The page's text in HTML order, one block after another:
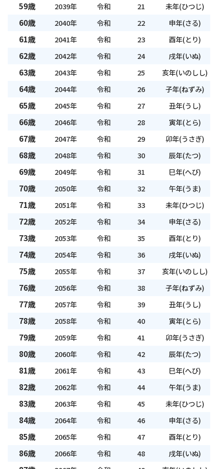
59歳 2039年 令和 21 未年(ひつじ)
60歳 2040年 令和 22 申年(さる)
61歳 2041年 令和 23 酉年(とり)
62歳 2042年 令和 24 戌年(いぬ)
63歳 2043年 令和 25 亥年(いのしし)
64歳 2044年 令和 26 子年(ねずみ)
65歳 2045年 令和 27 丑年(うし)
66歳 2046年 令和 28 寅年(とら)
67歳 2047年 令和 29 卯年(うさぎ)
68歳 2048年 令和 30 辰年(たつ)
69歳 2049年 令和 31 巳年(へび)
70歳 2050年 令和 32 午年(うま)
71歳 2051年 令和 33 未年(ひつじ)
72歳 2052年 令和 34 申年(さる)
73歳 2053年 令和 35 酉年(とり)
74歳 2054年 令和 36 戌年(いぬ)
75歳 2055年 令和 37 亥年(いのしし)
76歳 2056年 令和 38 子年(ねずみ)
77歳 2057年 令和 39 丑年(うし)
78歳 2058年 令和 40 寅年(とら)
79歳 2059年 令和 41 卯年(うさぎ)
80歳 2060年 令和 42 辰年(たつ)
81歳 2061年 令和 43 巳年(へび)
82歳 2062年 令和 44 午年(うま)
83歳 2063年 令和 45 未年(ひつじ)
84歳 2064年 令和 46 申年(さる)
85歳 2065年 令和 47 酉年(とり)
86歳 2066年 令和 48 戌年(いぬ)